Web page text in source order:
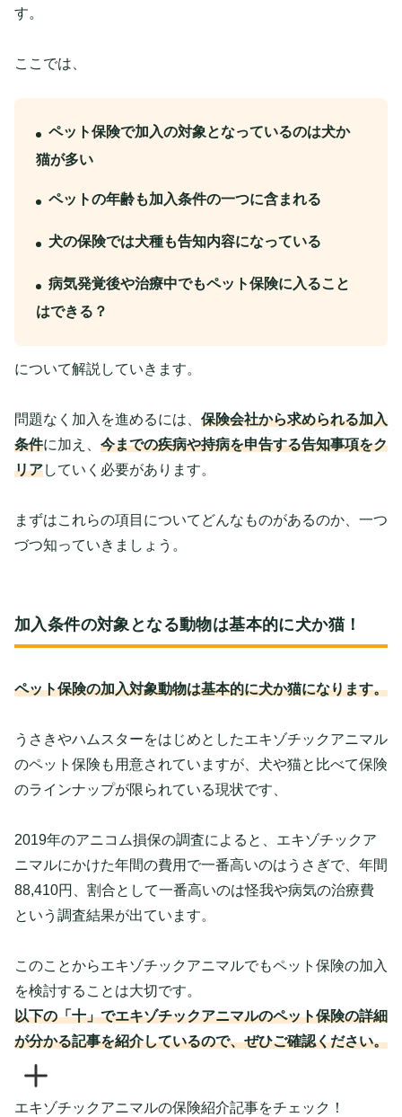
す。
ここでは、
ペット保険で加入の対象となっているのは犬か
猫が多い
ペットの年齢も加入条件の一つに含まれる
犬の保険では犬種も告知内容になっている
病気発覚後や治療中でもペット保険に入ること
はできる？
について解説していきます。
問題なく加入を進めるには、 保険会社から求められる加入
条件に加え、 今までの疾病や持病を申告する告知事項をク
リアしていく必要があります。
まずはこれらの項目についてどんなものがあるのか、一つ
づつ知っていきましょう。
加入条件の対象となる動物は基本的に犬か猫！
ペット保険の加入対象動物は基本的に犬か猫になります。
うさきやハムスターをはじめとしたエキゾチックアニマル
のペット保険も用意されていますが、犬や猫と比べて保険
のラインナップが限られている現状です、
2019年のアニコム損保の調査によると、エキゾチックア
ニマルにかけた年間の費用で一番高いのはうさぎで、年間
88,410円、割合として一番高いのは怪我や病気の治療費
という調査結果が出ています。
このことからエキゾチックアニマルでもペット保険の加入
を検討することは大切です。
以下の「十」でエキゾチックアニマルのペット保険の詳細
が分かる記事を紹介しているので、ぜひご確認ください。
エキゾチックアニマルの保険紹介記事をチェック！